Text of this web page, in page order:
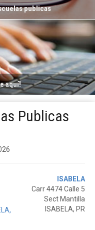
publicas
aquí!
Publicas
ISABELA
Carr 4474 Calle 5
Sect Mantilla
ISABELA, PR